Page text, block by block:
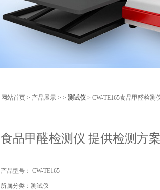
网站首页 > 产品展示 > > 测试仪 > CW-TE165食品甲醛检测
食品甲醛检测仪 提供检测方案
产品型号： CW-TE165
所属分类：测试仪